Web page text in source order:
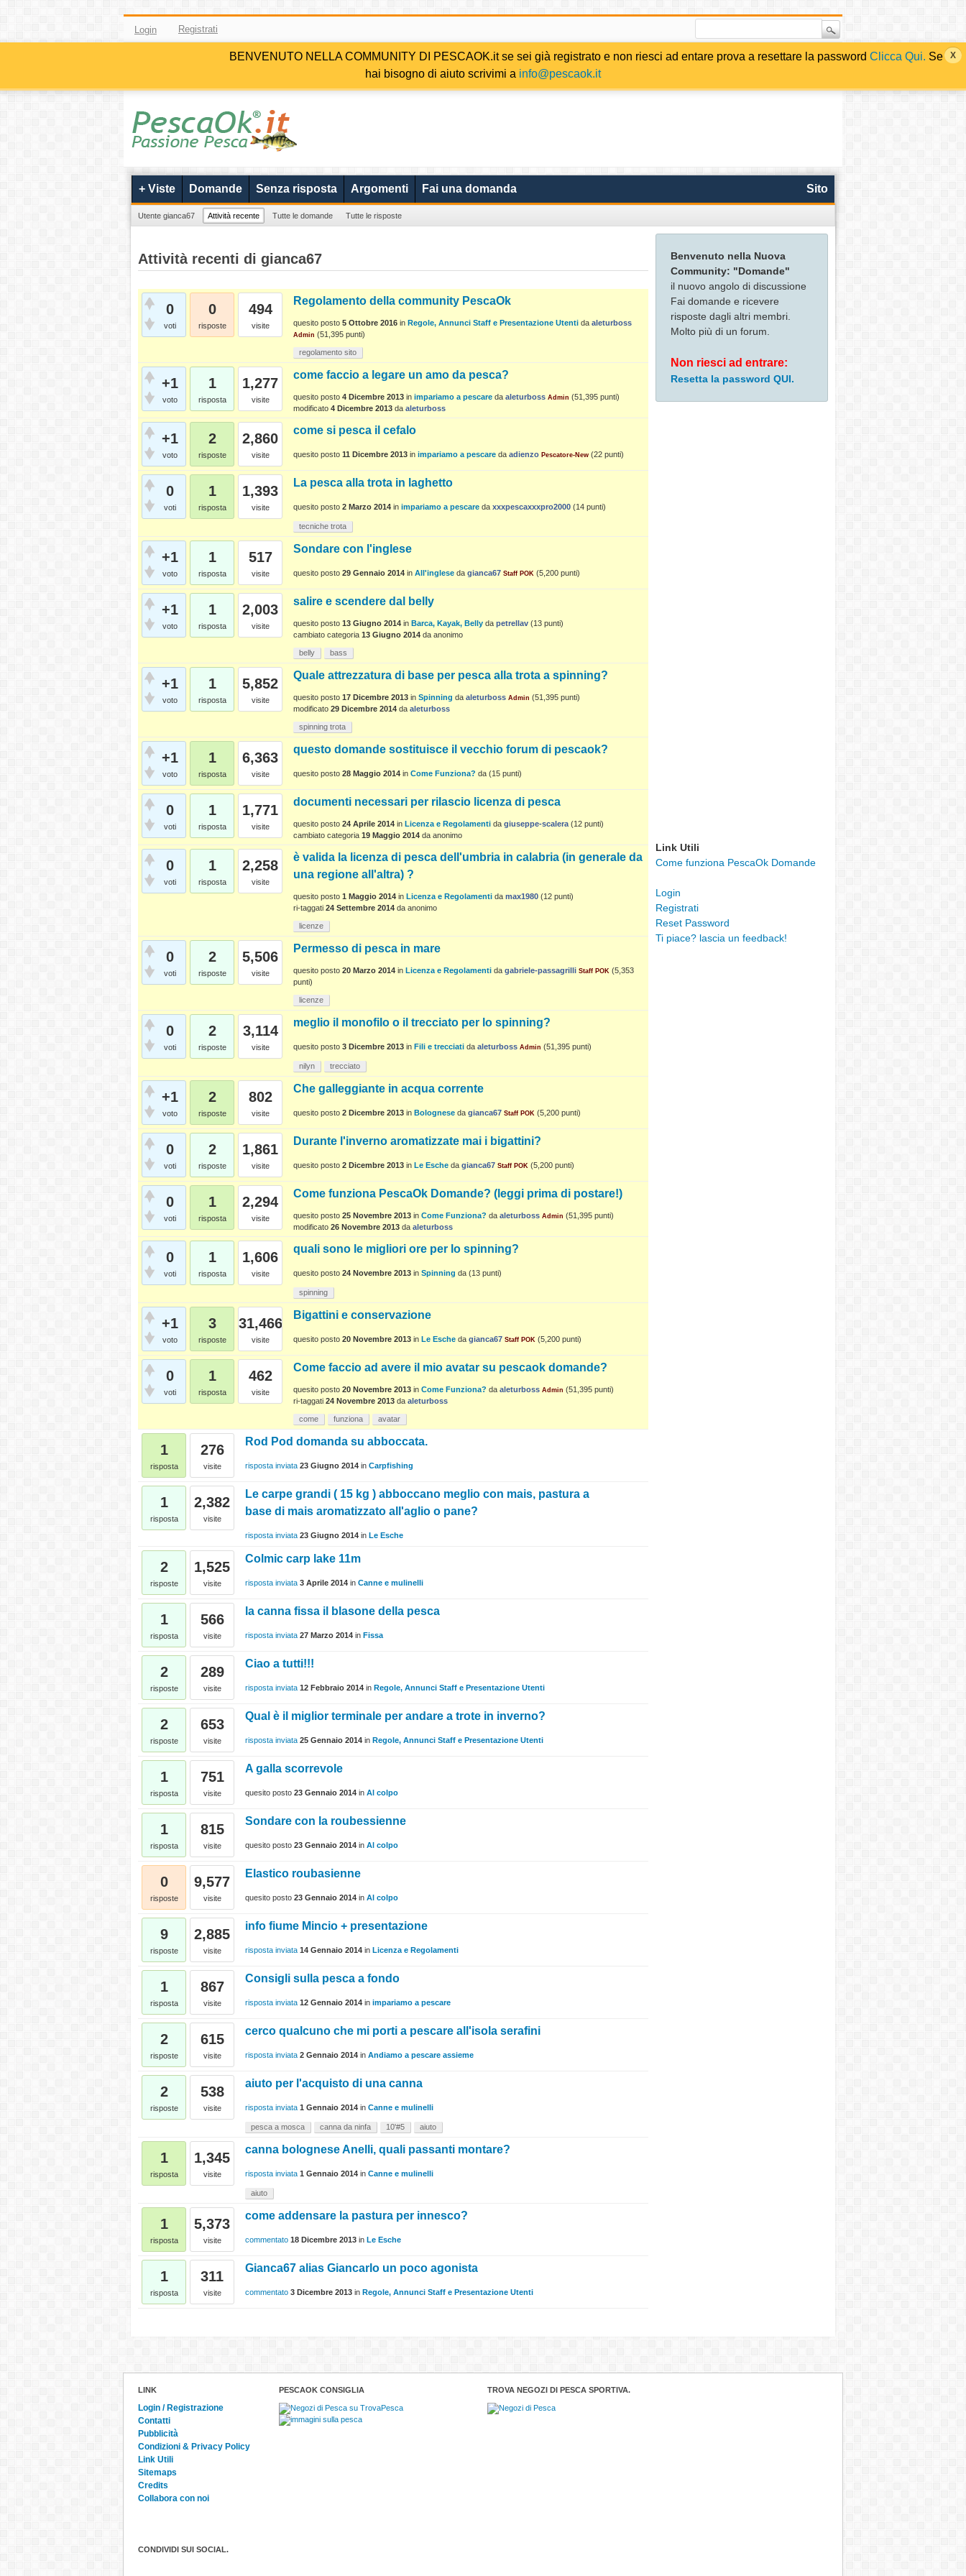
Login Registrati
BENVENUTO NELLA COMMUNITY DI PESCAOK.it se sei già registrato e non riesci ad entare prova a resettare la password Clicca Qui. Se
hai bisogno di aiuto scrivimi a info@pescaok.it
+ Viste Domande Senza risposta Argomenti Fai una domanda Sito
Utente gianca67 Attività recente Tutte le domande Tutte le risposte
Benvenuto nella Nuova
Community: "Domande"
il nuovo angolo di discussione
Fai domande e ricevere
risposte dagli altri membri.
Molto più di un forum.
Non riesci ad entrare:
Resetta la password QUI.
Link Utili
Come funziona PescaOk Domande
Login
Registrati
Reset Password
Ti piace? lascia un feedback!
Attività recenti di gianca67
0
voti
0
risposte
494
visite
Regolamento della community PescaOk
quesito posto 5 Ottobre 2016 in Regole, Annunci Staff e Presentazione Utenti da aleturboss
Admin (51,395 punti)
regolamento sito
+1
voto
1
risposta
1,277
visite
come faccio a legare un amo da pesca?
quesito posto 4 Dicembre 2013 in impariamo a pescare da aleturboss Admin (51,395 punti)
modificato 4 Dicembre 2013 da aleturboss
+1
voto
2
risposte
2,860
visite
come si pesca il cefalo
quesito posto 11 Dicembre 2013 in impariamo a pescare da adienzo Pescatore-New (22 punti)
0
voti
1
risposta
1,393
visite
La pesca alla trota in laghetto
quesito posto 2 Marzo 2014 in impariamo a pescare da xxxpescaxxxpro2000 (14 punti)
tecniche trota
+1
voto
1
risposta
517
visite
Sondare con l'inglese
quesito posto 29 Gennaio 2014 in All'inglese da gianca67 Staff POK (5,200 punti)
+1
voto
1
risposta
2,003
visite
salire e scendere dal belly
quesito posto 13 Giugno 2014 in Barca, Kayak, Belly da petrellav (13 punti)
cambiato categoria 13 Giugno 2014 da anonimo
belly bass
+1
voto
1
risposta
5,852
visite
Quale attrezzatura di base per pesca alla trota a spinning?
quesito posto 17 Dicembre 2013 in Spinning da aleturboss Admin (51,395 punti)
modificato 29 Dicembre 2014 da aleturboss
spinning trota
+1
voto
1
risposta
6,363
visite
questo domande sostituisce il vecchio forum di pescaok?
quesito posto 28 Maggio 2014 in Come Funziona? da (15 punti)
0
voti
1
risposta
1,771
visite
documenti necessari per rilascio licenza di pesca
quesito posto 24 Aprile 2014 in Licenza e Regolamenti da giuseppe-scalera (12 punti)
cambiato categoria 19 Maggio 2014 da anonimo
0
voti
1
risposta
2,258
visite
è valida la licenza di pesca dell'umbria in calabria (in generale da
una regione all'altra) ?
quesito posto 1 Maggio 2014 in Licenza e Regolamenti da max1980 (12 punti)
ri-taggati 24 Settembre 2014 da anonimo
licenze
0
voti
2
risposte
5,506
visite
Permesso di pesca in mare
quesito posto 20 Marzo 2014 in Licenza e Regolamenti da gabriele-passagrilli Staff POK (5,353
punti)
licenze
0
voti
2
risposte
3,114
visite
meglio il monofilo o il trecciato per lo spinning?
quesito posto 3 Dicembre 2013 in Fili e trecciati da aleturboss Admin (51,395 punti)
nilyn trecciato
+1
voto
2
risposte
802
visite
Che galleggiante in acqua corrente
quesito posto 2 Dicembre 2013 in Bolognese da gianca67 Staff POK (5,200 punti)
0
voti
2
risposte
1,861
visite
Durante l'inverno aromatizzate mai i bigattini?
quesito posto 2 Dicembre 2013 in Le Esche da gianca67 Staff POK (5,200 punti)
0
voti
1
risposta
2,294
visite
Come funziona PescaOk Domande? (leggi prima di postare!)
quesito posto 25 Novembre 2013 in Come Funziona? da aleturboss Admin (51,395 punti)
modificato 26 Novembre 2013 da aleturboss
0
voti
1
risposta
1,606
visite
quali sono le migliori ore per lo spinning?
quesito posto 24 Novembre 2013 in Spinning da (13 punti)
spinning
+1
voto
3
risposte
31,466
visite
Bigattini e conservazione
quesito posto 20 Novembre 2013 in Le Esche da gianca67 Staff POK (5,200 punti)
0
voti
1
risposta
462
visite
Come faccio ad avere il mio avatar su pescaok domande?
quesito posto 20 Novembre 2013 in Come Funziona? da aleturboss Admin (51,395 punti)
ri-taggati 24 Novembre 2013 da aleturboss
come funziona avatar
1
risposta
276
visite
Rod Pod domanda su abboccata.
risposta inviata 23 Giugno 2014 in Carpfishing
1
risposta
2,382
visite
Le carpe grandi ( 15 kg ) abboccano meglio con mais, pastura a
base di mais aromatizzato all'aglio o pane?
risposta inviata 23 Giugno 2014 in Le Esche
2
risposte
1,525
visite
Colmic carp lake 11m
risposta inviata 3 Aprile 2014 in Canne e mulinelli
1
risposta
566
visite
la canna fissa il blasone della pesca
risposta inviata 27 Marzo 2014 in Fissa
2
risposte
289
visite
Ciao a tutti!!!
risposta inviata 12 Febbraio 2014 in Regole, Annunci Staff e Presentazione Utenti
2
risposte
653
visite
Qual è il miglior terminale per andare a trote in inverno?
risposta inviata 25 Gennaio 2014 in Regole, Annunci Staff e Presentazione Utenti
1
risposta
751
visite
A galla scorrevole
quesito posto 23 Gennaio 2014 in Al colpo
1
risposta
815
visite
Sondare con la roubessienne
quesito posto 23 Gennaio 2014 in Al colpo
0
risposte
9,577
visite
Elastico roubasienne
quesito posto 23 Gennaio 2014 in Al colpo
9
risposte
2,885
visite
info fiume Mincio + presentazione
risposta inviata 14 Gennaio 2014 in Licenza e Regolamenti
1
risposta
867
visite
Consigli sulla pesca a fondo
risposta inviata 12 Gennaio 2014 in impariamo a pescare
2
risposte
615
visite
cerco qualcuno che mi porti a pescare all'isola serafini
risposta inviata 2 Gennaio 2014 in Andiamo a pescare assieme
2
risposte
538
visite
aiuto per l'acquisto di una canna
risposta inviata 1 Gennaio 2014 in Canne e mulinelli
pesca a mosca canna da ninfa 10'#5 aiuto
1
risposta
1,345
visite
canna bolognese Anelli, quali passanti montare?
risposta inviata 1 Gennaio 2014 in Canne e mulinelli
aiuto
1
risposta
5,373
visite
come addensare la pastura per innesco?
commentato 18 Dicembre 2013 in Le Esche
1
risposta
311
visite
Gianca67 alias Giancarlo un poco agonista
commentato 3 Dicembre 2013 in Regole, Annunci Staff e Presentazione Utenti
LINK
Login / Registrazione
Contatti
Pubblicità
Condizioni & Privacy Policy
Link Utili
Sitemaps
Credits
Collabora con noi
PESCAOK CONSIGLIA TROVA NEGOZI DI PESCA SPORTIVA.
CONDIVIDI SUI SOCIAL.